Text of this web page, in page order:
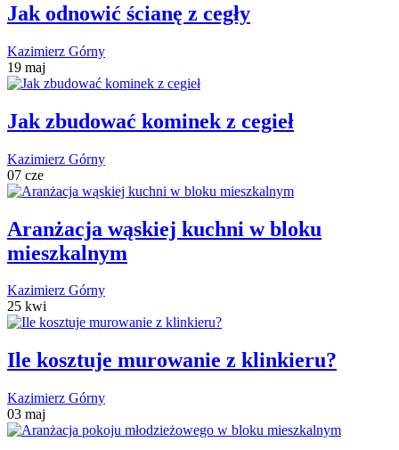
Jak odnowić ścianę z cegły
Kazimierz Górny
19 maj
Jak zbudować kominek z cegieł
Kazimierz Górny
07 cze
Aranżacja wąskiej kuchni w bloku
mieszkalnym
Kazimierz Górny
25 kwi
Ile kosztuje murowanie z klinkieru?
Kazimierz Górny
03 maj